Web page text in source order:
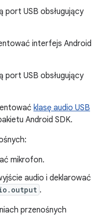
port USB obsługujący
interfejs Android
port USB obsługujący
klasę audio USB
Android SDK.
mikrofon.
audio i deklarować
.
przenośnych